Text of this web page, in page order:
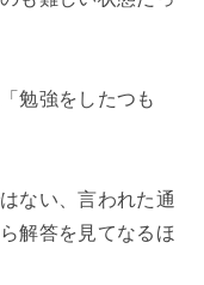
勉強をしたつも
ない、言われた通
解答を見てなるほ